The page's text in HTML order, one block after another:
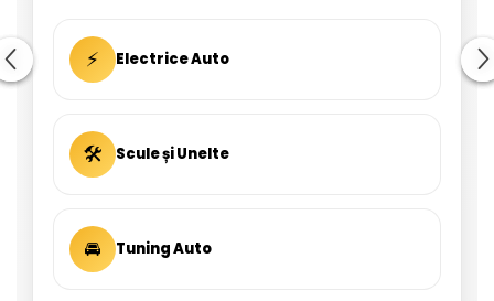
⚡ Electrice Auto
🛠 Scule și Unelte
🚘 Tuning Auto